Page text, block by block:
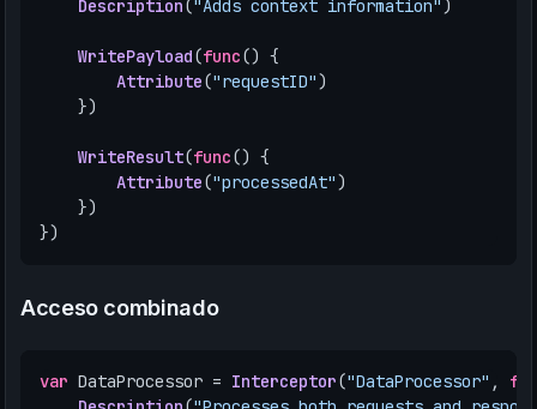
Description("Adds context information")
WritePayload(func() {
Attribute("requestID")
})
WriteResult(func() {
Attribute("processedAt")
})
})
Acceso combinado
var DataProcessor = Interceptor("DataProcessor" ,